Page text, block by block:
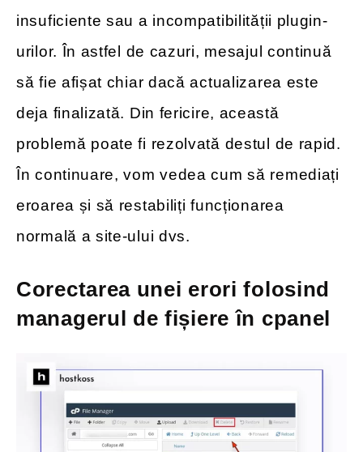
insuficiente sau a incompatibilității plugin-
urilor. În astfel de cazuri, mesajul continuă
să fie afișat chiar dacă actualizarea este
deja finalizată. Din fericire, această
problemă poate fi rezolvată destul de rapid.
În continuare, vom vedea cum să remediați
eroarea și să restabiliți funcționarea
normală a site-ului dvs.
Corectarea unei erori folosind
managerul de fișiere în cpanel